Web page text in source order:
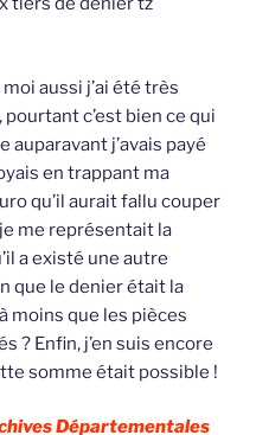
aussi j’ai été très
c’est bien ce qui
auparavant j’avais payé
en trappant ma
qu’il aurait fallu couper
me représentait la
a existé une autre
que le denier était la
moins que les pièces
? Enfin, j’en suis encore
somme était possible !
Départementales